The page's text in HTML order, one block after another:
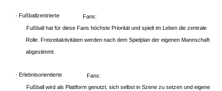
· Fußballzentrierte
Fans:
Fußball hat für diese Fans höchste Priorität und spielt im Leben die zentrale
Rolle. Freizeitaktivitäten werden nach dem Spielplan der eigenen Mannschaft
abgestimmt.
· Erlebnisorientierte
Fans:
Fußball wird als Plattform genutzt, sich selbst in Szene zu setzen und eigene